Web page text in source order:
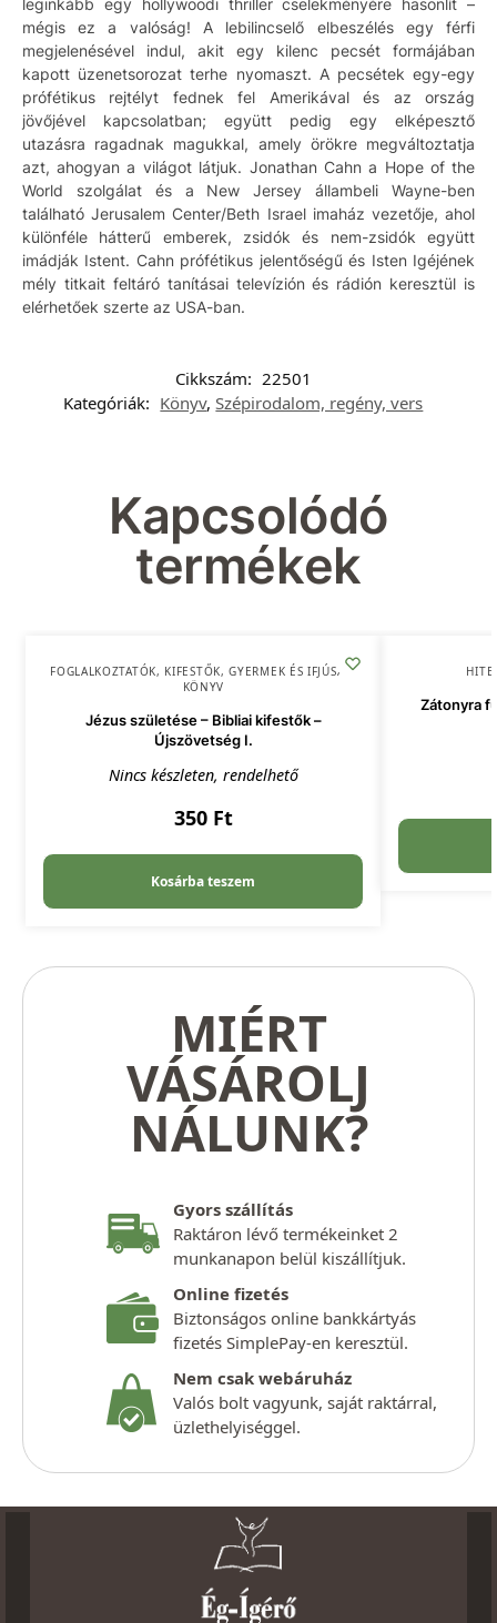
mégis ez a valóság! A lebilincselő elbeszélés egy férfi
megjelenésével indul, akit egy kilenc pecsét formájában
kapott üzenetsorozat terhe nyomaszt. A pecsétek egy-egy
prófétikus rejtélyt fednek fel Amerikával és az ország
jövőjével kapcsolatban; együtt pedig egy elképesztő
utazásra ragadnak magukkal, amely örökre megváltoztatja
azt, ahogyan a világot látjuk. Jonathan Cahn a Hope of the
World szolgálat és a New Jersey állambeli Wayne-ben
található Jerusalem Center/Beth Israel imaház vezetője, ahol
különféle hátterű emberek, zsidók és nem-zsidók együtt
imádják Istent. Cahn prófétikus jelentőségű és Isten Igéjének
mély titkait feltáró tanításai televízión és rádión keresztül is
elérhetőek szerte az USA-ban.
Cikkszám: 22501
Kategóriák: Könyv,Szépirodalom, regény, vers
Kapcsolódó
termékek
FOGLALKOZTATÓK, KIFESTŐK,GYERMEK ÉS IFJÚSÁG,
KÖNYV
Jézus születése – Bibliai kifestők –
Újszövetség I.
Nincs készleten, rendelhető
350 Ft
Kosárba teszem
Zátonyra
MIÉRT
VÁSÁROLJ
NÁLUNK?
Gyors szállítás
Raktáron lévő termékeinket 2
munkanapon belül kiszállítjuk.
Online fizetés
Biztonságos online bankkártyás
fizetés SimplePay-en keresztül.
Nem csak webáruház
Valós bolt vagyunk, saját raktárral,
üzlethelyiséggel.